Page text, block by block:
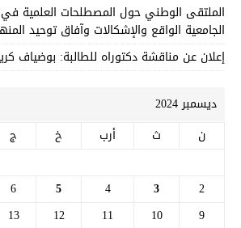
الملتقى الوطني حول المصطلحات العلمية في
الجامعية الواقع والإشكالات وآفاق توحيد
إعلان عن مناقشة دكتوراه للطالبة: بوضياف
ديسمبر 2024
ن
ث أرب خ ج
2
3
4
5
6
9
10
11
12
13